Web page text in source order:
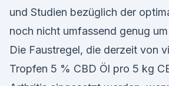
und Studien bezüglich der
noch nicht umfassend genug
Die Faustregel, die derzeit von
Tropfen 5 % CBD Öl pro 5 kg